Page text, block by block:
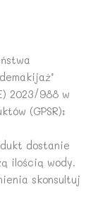
2023/988 w
(GPSR):
dostanie
ilością wody.
skonsultuj